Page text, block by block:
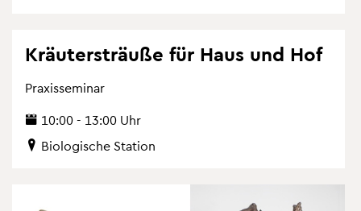
Kräu­ter­sträu­ße für Haus und Hof
Pra­xis­se­mi­nar
10:00 - 13:00 Uhr
Bio­lo­gi­sche Sta­ti­on